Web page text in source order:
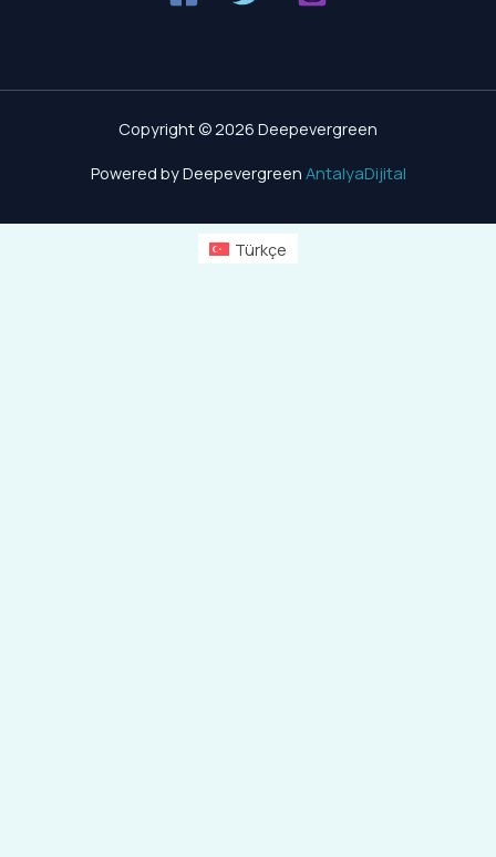
Copyright © 2026 Deepevergreen
Powered by Deepevergreen AntalyaDijital
Türkçe